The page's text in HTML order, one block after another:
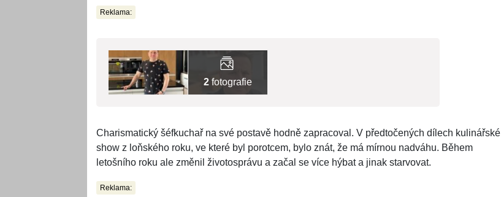
Reklama:
2 fotografie
Charismatický šéfkuchař na své postavě hodně zapracoval. V předtočených dílech kulinářské
show z loňského roku, ve které byl porotcem, bylo znát, že má mírnou nadváhu. Během
letošního roku ale změnil životosprávu a začal se více hýbat a jinak starvovat.
Reklama: